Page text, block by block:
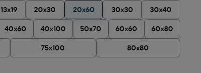
13x19 20x30 20x60 30x30 30x40
40x60 40x100 50x70 60x60 60x80
75x100 80x80